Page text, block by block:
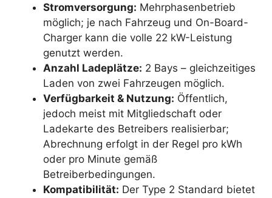
Stromversorgung: Mehrphasenbetrieb
möglich; je nach Fahrzeug und On-Board-
Charger kann die volle 22 kW-Leistung
genutzt werden.
Anzahl Ladeplätze: 2 Bays – gleichzeitiges
Laden von zwei Fahrzeugen möglich.
Verfügbarkeit & Nutzung: Öffentlich,
jedoch meist mit Mitgliedschaft oder
Ladekarte des Betreibers realisierbar;
Abrechnung erfolgt in der Regel pro kWh
oder pro Minute gemäß
Betreiberbedingungen.
Kompatibilität: Der Type 2 Standard bietet